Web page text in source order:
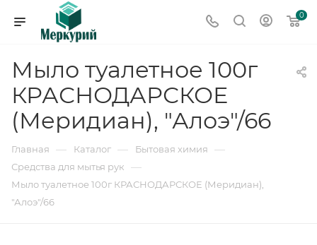
0
Мыло туалетное 100г
КРАСНОДАРСКОЕ
(Меридиан), "Алоэ"/66
Главная — Каталог — Бытовая химия —
Средства для мытья рук —
Мыло туалетное 100г КРАСНОДАРСКОЕ (Меридиан),
"Алоэ"/66